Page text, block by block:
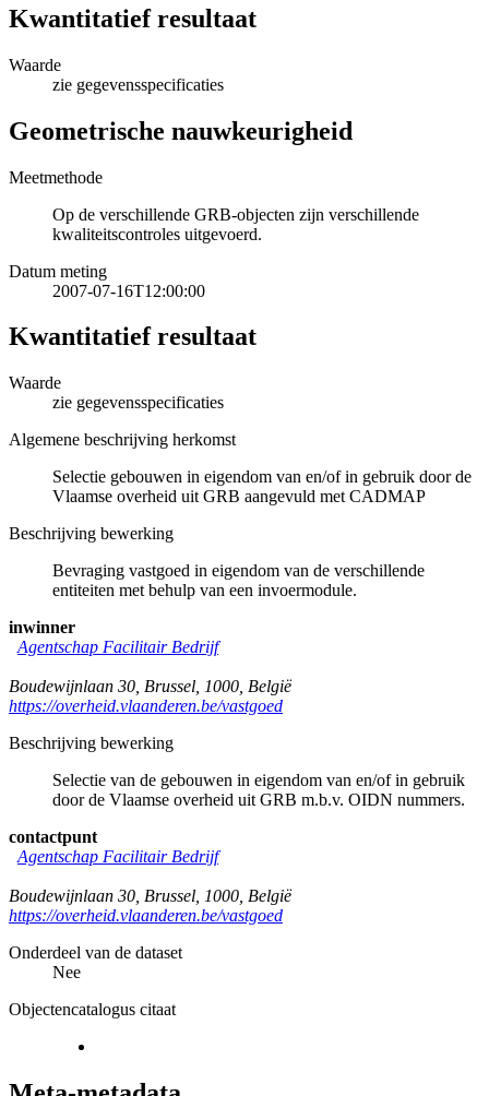
Kwantitatief resultaat
Waarde
zie gegevensspecificaties
Geometrische nauwkeurigheid
Meetmethode
Op de verschillende GRB-objecten zijn verschillende
kwaliteitscontroles uitgevoerd.
Datum meting
2007-07-16T12:00:00
Kwantitatief resultaat
Waarde
zie gegevensspecificaties
Algemene beschrijving herkomst
Selectie gebouwen in eigendom van en/of in gebruik door de
Vlaamse overheid uit GRB aangevuld met CADMAP
Beschrijving bewerking
Bevraging vastgoed in eigendom van de verschillende
entiteiten met behulp van een invoermodule.
inwinner
Agentschap Facilitair Bedrijf
Boudewijnlaan 30 Brussel 1000 België
https://overheid.vlaanderen.be/vastgoed
Beschrijving bewerking
Selectie van de gebouwen in eigendom van en/of in gebruik
door de Vlaamse overheid uit GRB m.b.v. OIDN nummers.
contactpunt
Agentschap Facilitair Bedrijf
Boudewijnlaan 30 Brussel 1000 België
https://overheid.vlaanderen.be/vastgoed
Onderdeel van de dataset
Nee
Objectencatalogus citaat